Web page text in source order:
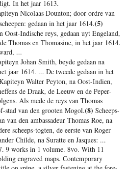
In het jaar 1613.
Nicolaas Dounton; door ordre van
gedaan in het jaar 1614.(5)
Oost-Indische reys, gedaan uyt Engeland,
Thomas en Thomasine, in het jaar 1614.
...
Johan Smith, beyde gedaan na
jaar 1614. ... De tweede gedaan in het
Walter Peyton, na Oost-Indien,
de Draak, de Leeuw en de Peper-
Als mede de reys van Thomas
stad van den grooten Mogol.(8)Scheeps-
van den ambassadeur Thomas Roe, na
scheeps-togten, de eerste van Roger
Childe, na Suratte en Jasques: ...
9 works in 1 volume. 8vo. With 11
engraved maps. Contemporary